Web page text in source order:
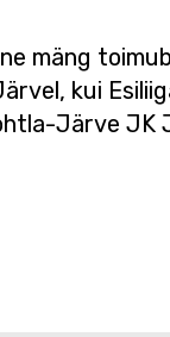
mäng
kui
Järve JK